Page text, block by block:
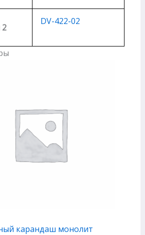
DV-422-02
карандаш монолит